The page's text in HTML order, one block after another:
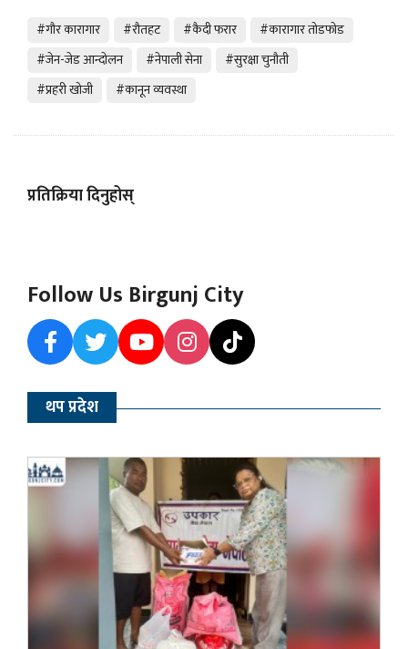
#गौर कारागार #रौतहट #कैदी फरार
#कारागार तोडफोड
#जेन-जेड आन्दोलन
#नेपाली सेना
#सुरक्षा चुनौती
#प्रहरी खोजी
#कानून व्यवस्था
प्रतिक्रिया दिनुहोस्
Follow Us Birgunj City
थप प्रदेश